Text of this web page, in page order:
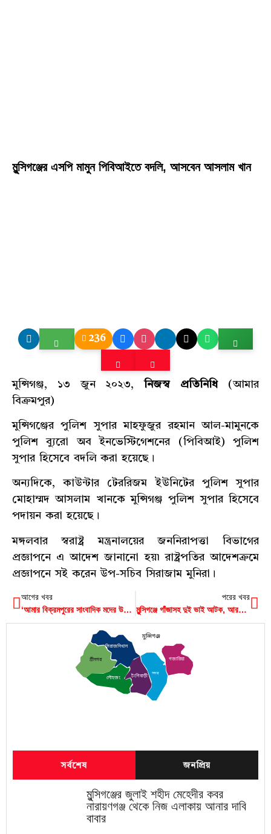
মুন্সিগঞ্জের এসপি মামুন পিবিআইতে বদলি, আসবেন আসলাম খান
236
মুন্সিগঞ্জ, ১৩ জুন ২০২৩,নিজস্ব প্রতিনিধি(আমার
বিক্রমপুর)
মুন্সিগঞ্জের পুলিশ সুপার মাহফুজুর রহমান আল-মামুনকে
পুলিশ ব্যুরো অব ইনভেস্টিগেশনের (পিবিআই) পুলিশ
সুপার হিসেবে বদলি করা হয়েছে।
অন্যদিকে, কাউন্টার টেররিজম ইউনিটের পুলিশ সুপার
মোহাম্মদ আসলাম খানকে মুন্সিগঞ্জ পুলিশ সুপার হিসেবে
পদায়ন করা হয়েছে।
মঙ্গলবার স্বরাষ্ট্র মন্ত্রনালয়ের জননিরাপত্তা বিভাগের
প্রজ্ঞাপনে এ আদেশ জানানো হয়৷ রাষ্ট্রপতির আদেশক্রমে
প্রজ্ঞাপনে সই করেন উপ-সচিব সিরাজাম মুনিরা।
আগের খবর
‘আমার বিক্রমপুরের সাংবাদিক মদের উপর থাকে’, মন্তব্য আ. লীগ নেতার পুত্র’র
পরের খবর
মুন্সিগঞ্জে গাঁজাসহ দুই ভাই আটক, আরও একজনের জেল
শ্রীনগর
সিরাজদিখান
টংগিবাড়ী
সদর
গজারিয়া
লৌহজং
মুন্সিগঞ্জ
সর্বশেষ জনপ্রিয়
মুন্সিগঞ্জের জুলাই শহীদ মেহেদীর কবর
নারায়ণগঞ্জ থেকে নিজ এলাকায় আনার দাবি
বাবার